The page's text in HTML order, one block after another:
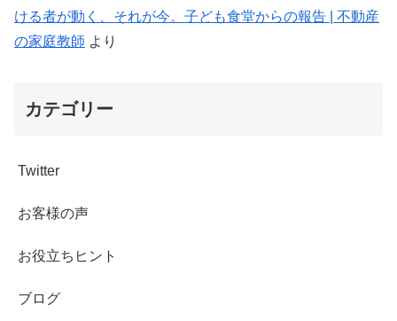
ける者が動く、それが今。子ども食堂からの報告 | 不動産
の家庭教師 より
カテゴリー
Twitter
お客様の声
お役立ちヒント
ブログ